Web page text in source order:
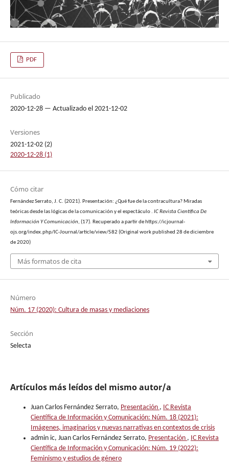
PDF
Publicado
2020-12-28 — Actualizado el 2021-12-02
Versiones
2021-12-02 (2)
2020-12-28 (1)
Cómo citar
Fernández Serrato, J. C. (2021). Presentación: ¿Qué fue de la contracultura? Miradas
teóricas desde las lógicas de la comunicación y el espectáculo . IC Revista Científica De
Información Y Comunicación, (17). Recuperado a partir de https://icjournal-
ojs.org/index.php/IC-Journal/article/view/582 (Original work published 28 de diciembre
de 2020)
Más formatos de cita
Número
Núm. 17 (2020): Cultura de masas y mediaciones
Sección
Selecta
Artículos más leídos del mismo autor/a
Juan Carlos Fernández Serrato, Presentación , IC Revista
Científica de Información y Comunicación: Núm. 18 (2021):
Imágenes, imaginarios y nuevas narrativas en contextos de crisis
admin ic, Juan Carlos Fernández Serrato, Presentación , IC Revista
Científica de Información y Comunicación: Núm. 19 (2022):
Feminismo y estudios de género